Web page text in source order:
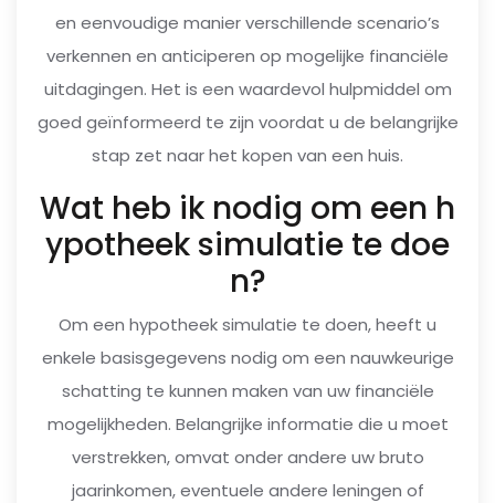
en eenvoudige manier verschillende scenario’s
verkennen en anticiperen op mogelijke financiële
uitdagingen. Het is een waardevol hulpmiddel om
goed geïnformeerd te zijn voordat u de belangrijke
stap zet naar het kopen van een huis.
Wat heb ik nodig om een h
ypotheek simulatie te doe
n?
Om een hypotheek simulatie te doen, heeft u
enkele basisgegevens nodig om een nauwkeurige
schatting te kunnen maken van uw financiële
mogelijkheden. Belangrijke informatie die u moet
verstrekken, omvat onder andere uw bruto
jaarinkomen, eventuele andere leningen of